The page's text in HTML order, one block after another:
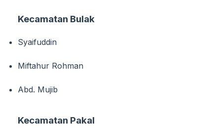
Kecamatan Bulak
Syaifuddin
Miftahur Rohman
Abd. Mujib
Kecamatan Pakal